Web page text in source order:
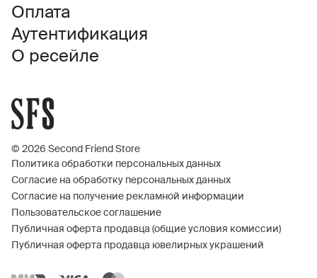
Оплата
Аутентификация
О ресейле
© 2026 Second Friend Store
Политика обработки персональных данных
Согласие на обработку персональных данных
Согласие на получение рекламной информации
Пользовательское соглашение
Публичная оферта продавца (общие условия комиссии)
Публичная оферта продавца ювелирных украшений